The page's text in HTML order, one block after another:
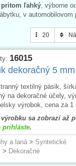
ľahký , výborne
v
20
16015
dekoračný 5
textilný pásik,
na dekoračné účely,
výrobok, cena za 1
výrobku sa zobrazí až
prihláste.
a laná> Syntetické
> Dekoračné